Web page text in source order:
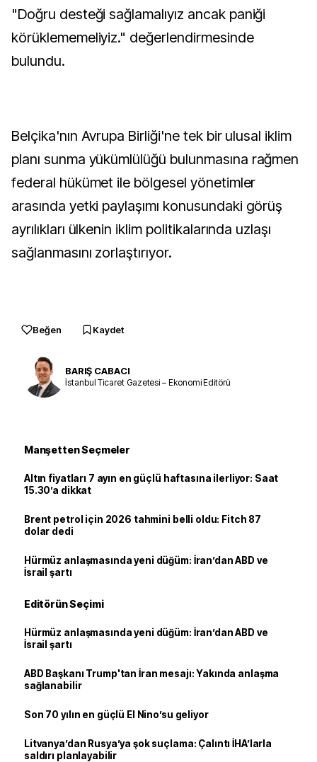
"Doğru desteği sağlamalıyız ancak paniği
körüklememeliyiz." değerlendirmesinde
bulundu.
Belçika'nın Avrupa Birliği'ne tek bir ulusal iklim
planı sunma yükümlülüğü bulunmasına rağmen
federal hükümet ile bölgesel yönetimler
arasında yetki paylaşımı konusundaki görüş
ayrılıkları ülkenin iklim politikalarında uzlaşı
sağlanmasını zorlaştırıyor.
Beğen Kaydet
BARIŞ CABACI
İstanbul Ticaret Gazetesi – Ekonomi Editörü
Manşetten Seçmeler
Altın fiyatları 7 ayın en güçlü haftasına ilerliyor: Saat
15.30’a dikkat
Brent petrol için 2026 tahmini belli oldu: Fitch 87
dolar dedi
Hürmüz anlaşmasında yeni düğüm: İran’dan ABD ve
İsrail şartı
Editörün Seçimi
Hürmüz anlaşmasında yeni düğüm: İran’dan ABD ve
İsrail şartı
ABD Başkanı Trump'tan İran mesajı: Yakında anlaşma
sağlanabilir
Son 70 yılın en güçlü El Nino’su geliyor
Litvanya’dan Rusya’ya şok suçlama: Çalıntı İHA’larla
saldırı planlayabilir